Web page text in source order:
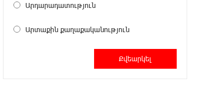
ամպրոպ․ եղանակը՝ օգոստոսի 7-
Խոշոր հրդեհ՝ Երևանի Սիլիկյան
թաղամասի հարևանությամբ
Արդարադատություն
Արտաքին քաղաքականություն